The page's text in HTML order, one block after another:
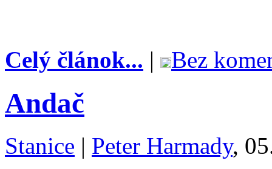
Celý článok... | Bez
Andač
Stanice | Peter Harmady,